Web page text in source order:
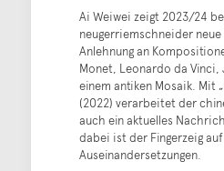
Ai Weiwei zeigt 2023/24
neugerriemschneider
Anlehnung an
Monet, Leonardo da Vinci,
einem antiken Mosaik. Mit
(2022) verarbeitet der
auch ein aktuelles
dabei ist der Fingerzeig
Auseinandersetzungen.